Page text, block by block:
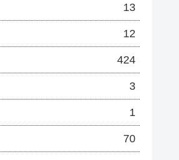
13
12
424
3
1
70